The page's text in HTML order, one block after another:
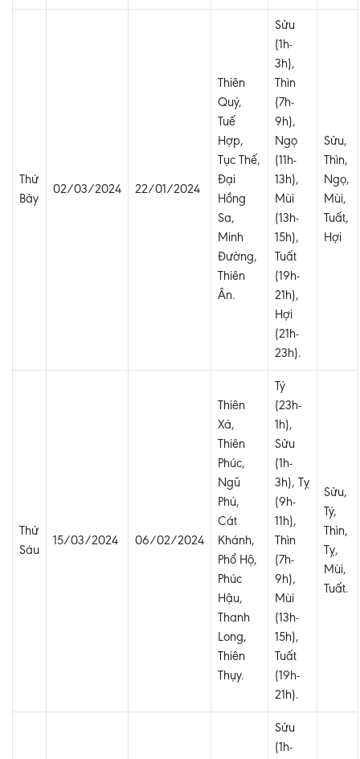
Thứ
Bảy
02/03/2024 22/01/2024
Thiên
Quý,
Tuế
Hợp,
Tục Thế,
Đại
Hồng
Sa,
Minh
Đường,
Thiên
Ân.
Sửu
(1h-
3h),
Thìn
(7h-
9h),
Ngọ
(11h-
13h),
Mùi
(13h-
15h),
Tuất
(19h-
21h),
Hợi
(21h-
23h).
Sửu,
Thìn,
Ngọ,
Mùi,
Tuất,
Hợi
Thứ
Sáu
15/03/2024 06/02/2024
Thiên
Xá,
Thiên
Phúc,
Ngũ
Phú,
Cát
Khánh,
Phổ Hộ,
Phúc
Hậu,
Thanh
Long,
Thiên
Thụy.
Tý
(23h-
1h),
Sửu
(1h-
3h), Tỵ
(9h-
11h),
Thìn
(7h-
9h),
Mùi
(13h-
15h),
Tuất
(19h-
21h).
Sửu,
Tý,
Thìn,
Tỵ,
Mùi,
Tuất.
Sửu
(1h-